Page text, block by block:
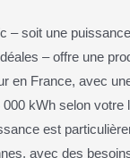
– soit une
– offre une
en France, avec
kWh selon votre
est
avec des